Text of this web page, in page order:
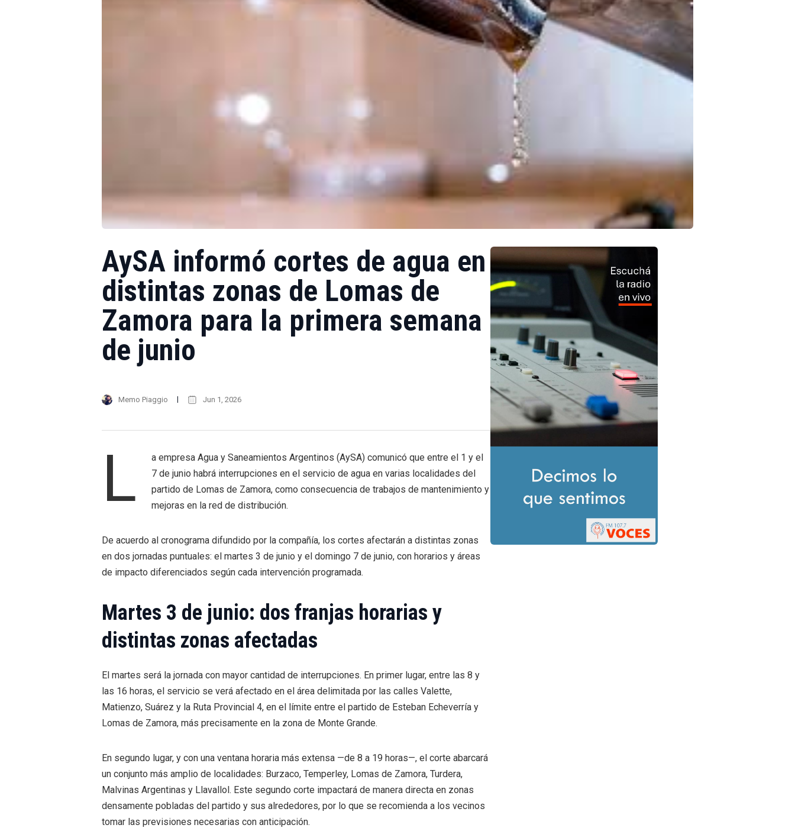
AySA informó cortes de agua en
distintas zonas de Lomas de
Zamora para la primera semana
de junio
Memo Piaggio Jun 1, 2026
L
a empresa Agua y Saneamientos Argentinos (AySA) comunicó que entre el 1 y el
7 de junio habrá interrupciones en el servicio de agua en varias localidades del
partido de Lomas de Zamora, como consecuencia de trabajos de mantenimiento y
mejoras en la red de distribución.
De acuerdo al cronograma difundido por la compañía, los cortes afectarán a distintas zonas
en dos jornadas puntuales: el martes 3 de junio y el domingo 7 de junio, con horarios y áreas
de impacto diferenciados según cada intervención programada.
Martes 3 de junio: dos franjas horarias y
distintas zonas afectadas
El martes será la jornada con mayor cantidad de interrupciones. En primer lugar, entre las 8 y
las 16 horas, el servicio se verá afectado en el área delimitada por las calles Valette,
Matienzo, Suárez y la Ruta Provincial 4, en el límite entre el partido de Esteban Echeverría y
Lomas de Zamora, más precisamente en la zona de Monte Grande.
En segundo lugar, y con una ventana horaria más extensa —de 8 a 19 horas—, el corte abarcará
un conjunto más amplio de localidades: Burzaco, Temperley, Lomas de Zamora, Turdera,
Malvinas Argentinas y Llavallol. Este segundo corte impactará de manera directa en zonas
densamente pobladas del partido y sus alrededores, por lo que se recomienda a los vecinos
tomar las previsiones necesarias con anticipación.